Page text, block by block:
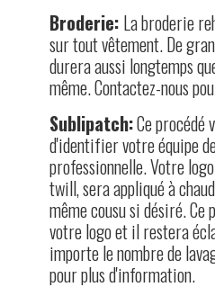
Broderie: La broderie
sur tout vêtement. De
durera aussi longtemps
même. Contactez-nous
Sublipatch:Ce procédé
d'identifier votre équipe
professionnelle. Votre
twill, sera appliqué à
même cousu si désiré.
votre logo et il restera
importe le nombre de
pour plus d'information.